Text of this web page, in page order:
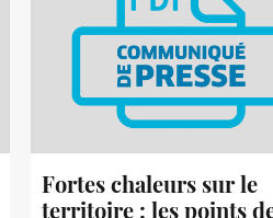
Fortes chaleurs sur le
territoire : les points